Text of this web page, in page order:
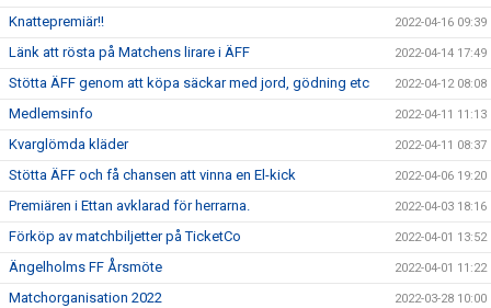
Knattepremiär!! 2022-04-16 09:39
Länk att rösta på Matchens lirare i ÄFF 2022-04-14 17:49
Stötta ÄFF genom att köpa säckar med jord, gödning etc 2022-04-12 08:08
Medlemsinfo 2022-04-11 11:13
Kvarglömda kläder 2022-04-11 08:37
Stötta ÄFF och få chansen att vinna en El-kick 2022-04-06 19:20
Premiären i Ettan avklarad för herrarna. 2022-04-03 18:16
Förköp av matchbiljetter på TicketCo 2022-04-01 13:52
Ängelholms FF Årsmöte 2022-04-01 11:22
Matchorganisation 2022 2022-03-28 10:00